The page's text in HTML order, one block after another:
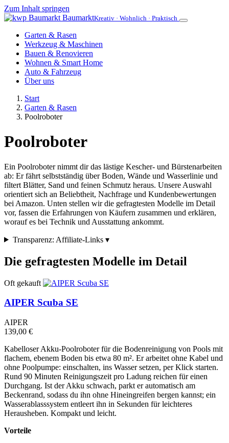
Zum Inhalt springen
BaumarktKreativ · Wohnlich · Praktisch
Garten & Rasen
Werkzeug & Maschinen
Bauen & Renovieren
Wohnen & Smart Home
Auto & Fahrzeug
Über uns
Start
Garten & Rasen
Poolroboter
Poolroboter
Ein Poolroboter nimmt dir das lästige Kescher- und Bürstenarbeiten
ab: Er fährt selbstständig über Boden, Wände und Wasserlinie und
filtert Blätter, Sand und feinen Schmutz heraus. Unsere Auswahl
orientiert sich an Beliebtheit, Nachfrage und Kundenbewertungen
bei Amazon. Unten stellen wir die gefragtesten Modelle im Detail
vor, fassen die Erfahrungen von Käufern zusammen und erklären,
worauf es bei Technik und Ausstattung ankommt.
Transparenz: Affiliate-Links ▾
Die gefragtesten Modelle im Detail
Oft gekauft
AIPER Scuba SE
AIPER
139,00 €
Kabelloser Akku-Poolroboter für die Bodenreinigung von Pools mit
flachem, ebenem Boden bis etwa 80 m². Er arbeitet ohne Kabel und
ohne Poolpumpe: einschalten, ins Wasser setzen, per Klick starten.
Rund 90 Minuten Reinigungszeit pro Ladung reichen für einen
Durchgang. Ist der Akku schwach, parkt er automatisch am
Beckenrand, sodass du ihn ohne Hineingreifen bergen kannst; ein
Wasserablasssystem entleert ihn in Sekunden für leichteres
Herausheben. Kompakt und leicht.
Vorteile